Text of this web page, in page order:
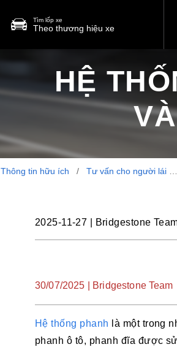
Tìm lốp xe
Theo thương hiệu xe
HỆ
Thông tin hữu ích / Tư vấn cho người lái /
2025-11-27 Bridgestone
30/07/2025 | Bridgestone Team
Hệ thống phanh
là một trong
phanh ô tô, phanh đĩa được